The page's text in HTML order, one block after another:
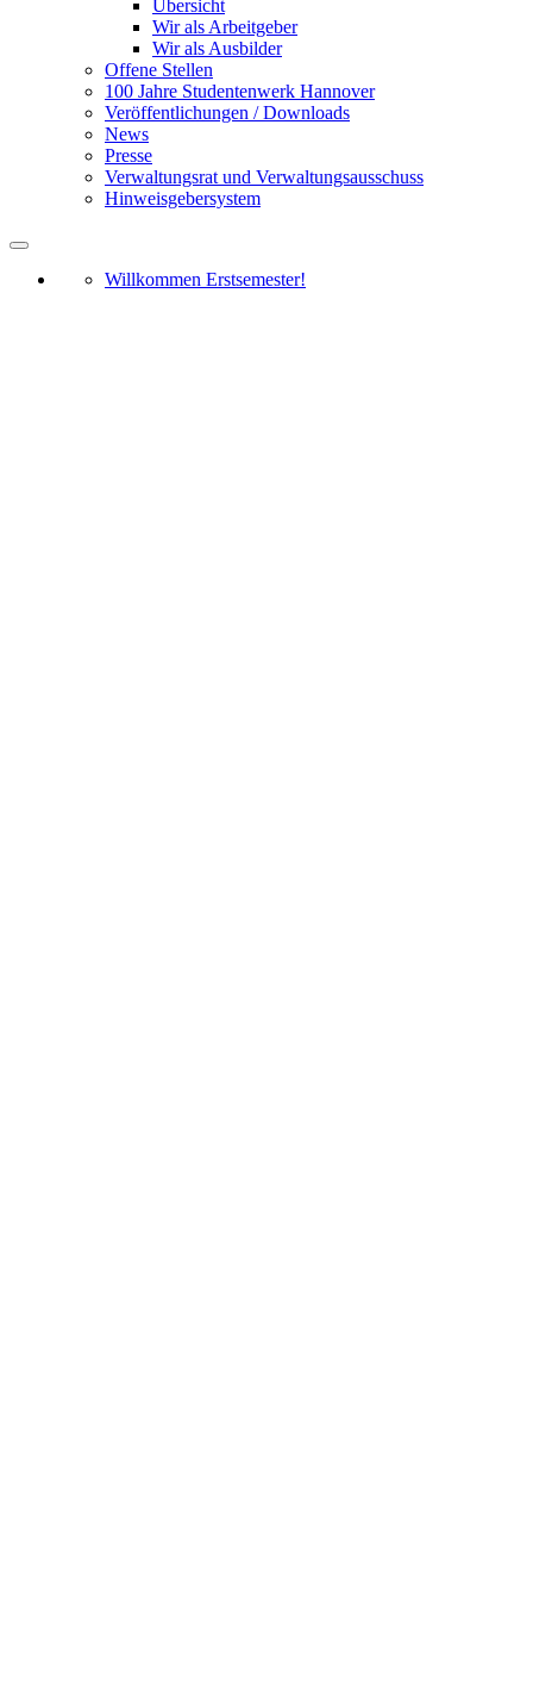
Übersicht
Wir als Arbeitgeber
Wir als Ausbilder
Offene Stellen
100 Jahre Studentenwerk Hannover
Veröffentlichungen / Downloads
News
Presse
Verwaltungsrat und Verwaltungsausschuss
Hinweisgebersystem
Willkommen Erstsemester!